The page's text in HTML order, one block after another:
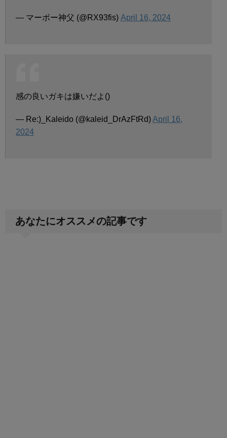
— マーボー神父 (@RX93fis) April 16, 2024
感の良いガキは嫌いだよ()
— Re:)_Kaleido (@kaleid_DrAzFtRd)April 16,
2024
あなたにオススメの記事です